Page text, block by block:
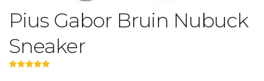
Pius Gabor Bruin Nubuck
Sneaker